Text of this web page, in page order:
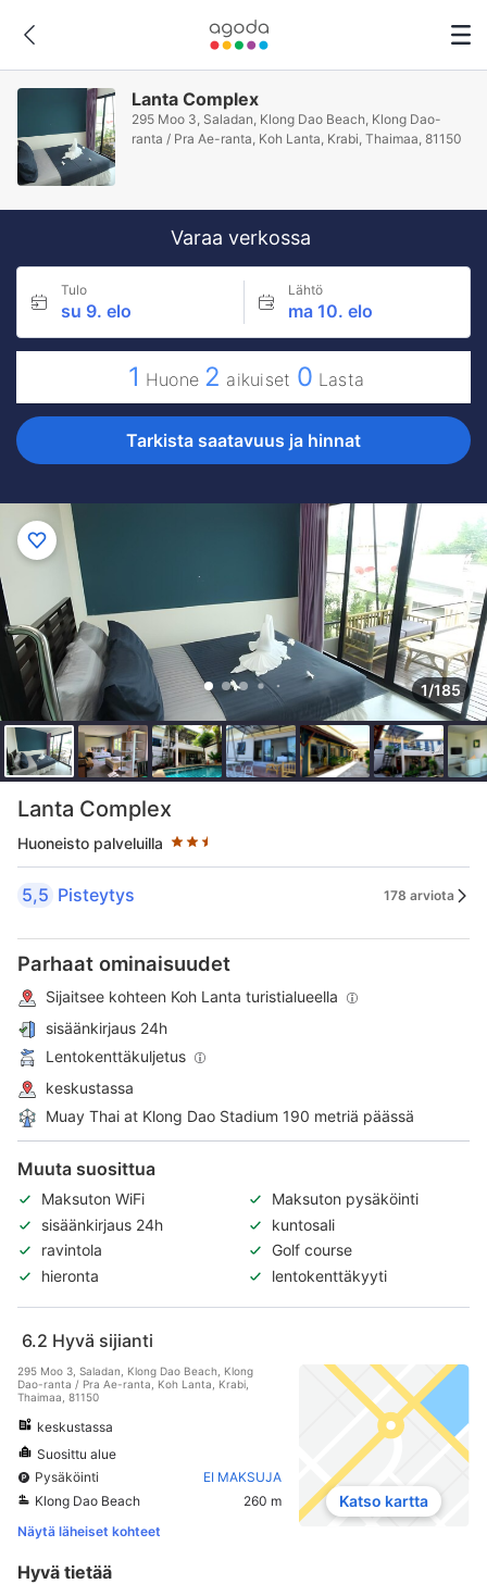
Lanta Complex
295 Moo 3, Saladan, Klong Dao Beach, Klong Dao-
ranta / Pra Ae-ranta, Koh Lanta, Krabi, Thaimaa, 81150
Varaa verkossa
Tulo
su 9. elo
Lähtö
ma 10. elo
1 Huone 2 aikuiset 0 Lasta
Tarkista saatavuus ja hinnat
1/185
Lanta Complex
Huoneisto palveluilla
Tähtiluokitus 2.5 tähteä
5,5 Pisteytys 178 arviota
Parhaat ominaisuudet
Sijaitsee kohteen Koh Lanta turistialueella
sisäänkirjaus 24h
Lentokenttäkuljetus
keskustassa
Muay Thai at Klong Dao Stadium 190 metriä päässä
Muuta suosittua
Maksuton WiFi
Maksuton pysäköinti
sisäänkirjaus 24h
kuntosali
ravintola
Golf course
hieronta
lentokenttäkyyti
6.2 Hyvä sijianti
295 Moo 3, Saladan, Klong Dao Beach, Klong
Dao-ranta / Pra Ae-ranta, Koh Lanta, Krabi,
Thaimaa, 81150
keskustassa
Suosittu alue
Pysäköinti
EI MAKSUJA
Klong Dao Beach
260 m
Näytä läheiset kohteet
Katso kartta
Hyvä tietää